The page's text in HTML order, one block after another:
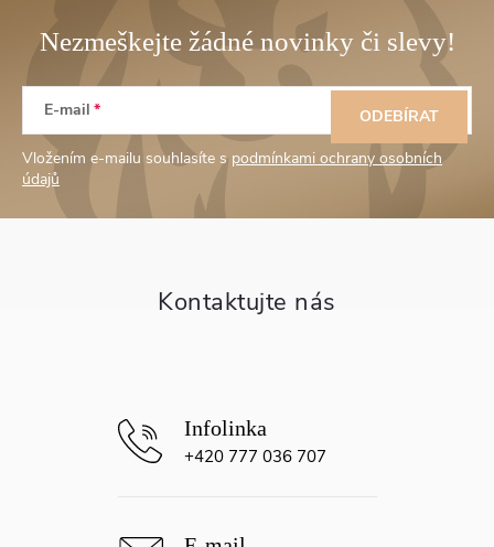
Z
p
E-mail
Vložením e-mailu souhlasíte s podmínkami ochrany osobních
údajů
ODEBÍRAT
+420 777 036 707